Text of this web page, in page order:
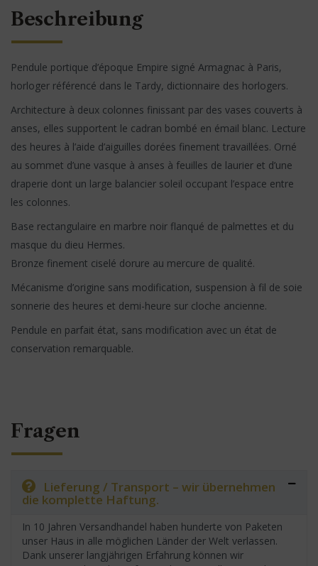
Beschreibung
Pendule portique d’époque Empire signé Armagnac à Paris,
horloger référencé dans le Tardy, dictionnaire des horlogers.
Architecture à deux colonnes finissant par des vases couverts à
anses, elles supportent le cadran bombé en émail blanc. Lecture
des heures à l’aide d’aiguilles dorées finement travaillées. Orné
au sommet d’une vasque à anses à feuilles de laurier et d’une
draperie dont un large balancier soleil occupant l’espace entre
les colonnes.
Base rectangulaire en marbre noir flanqué de palmettes et du
masque du dieu Hermes.
Bronze finement ciselé dorure au mercure de qualité.
Mécanisme d’origine sans modification, suspension à fil de soie
sonnerie des heures et demi-heure sur cloche ancienne.
Pendule en parfait état, sans modification avec un état de
conservation remarquable.
Fragen
Lieferung / Transport – wir übernehmen
die komplette Haftung.
In 10 Jahren Versandhandel haben hunderte von Paketen
unser Haus in alle möglichen Länder der Welt verlassen.
Dank unserer langjährigen Erfahrung können wir